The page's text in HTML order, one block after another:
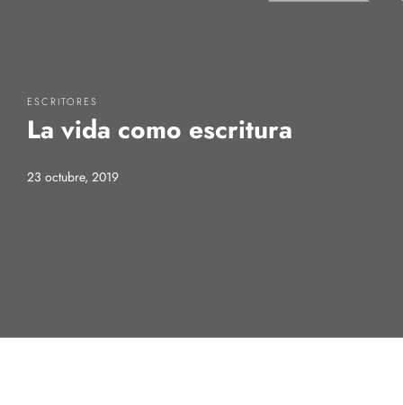
ESCRITORES
La vida como escritura
23 octubre, 2019